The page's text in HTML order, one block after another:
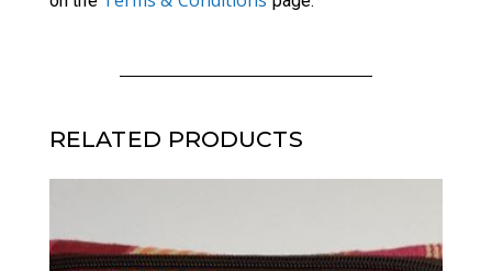
RELATED PRODUCTS